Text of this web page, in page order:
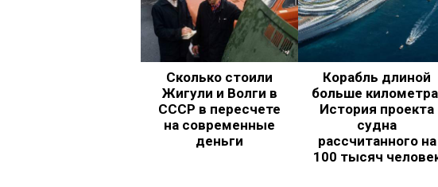
Сколько стоили
Жигули и Волги в
СССР в пересчете
на современные
деньги
Корабль длиной
больше
История проекта
судна
рассчитанного на
100 тысяч